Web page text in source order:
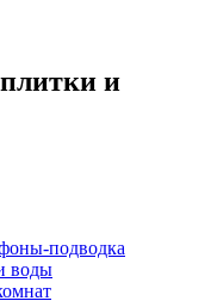
и
подводка
воды